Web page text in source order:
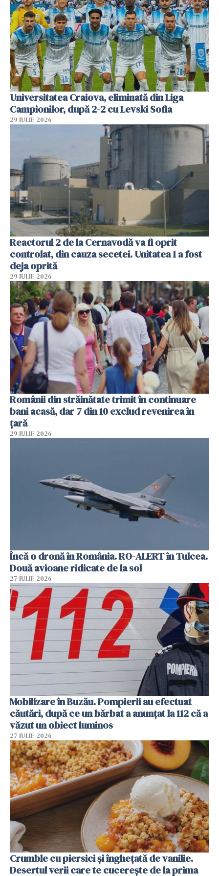
Universitatea Craiova, eliminată din Liga
Campionilor, după 2-2 cu Levski Sofia
29 IULIE 2026
Reactorul 2 de la Cernavodă va fi oprit
controlat, din cauza secetei. Unitatea 1 a fost
deja oprită
29 IULIE 2026
Românii din străinătate trimit în continuare
bani acasă, dar 7 din 10 exclud revenirea în
țară
29 IULIE 2026
Încă o dronă în România. RO-ALERT în Tulcea.
Două avioane ridicate de la sol
27 IULIE 2026
Mobilizare în Buzău. Pompierii au efectuat
căutări, după ce un bărbat a anunțat la 112 că a
văzut un obiect luminos
27 IULIE 2026
Crumble cu piersici și înghețată de vanilie.
Desertul verii care te cucerește de la prima